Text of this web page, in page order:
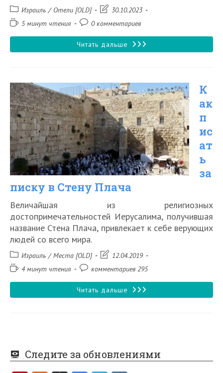
Рубрика
записи:
Израиль / Отели [OLD]
Запись30.10.2023
Время5 минут чтения
Комментарии
записи:
0 комментариев
Читать дальше Отдых
в
Эйлате,
Израиль
К
ак
п
ис
ат
ь
за
писку в Стену Плача
Величайшая из религиозных
достопримечательностей Иерусалима, получившая
название Стена Плача, привлекает к себе верующих
людей со всего мира.
Рубрика
записи:
Израиль / Места [OLD]
Запись12.04.2019
Время4 минут чтения
Комментарии
записи:
комментариев 295
Читать дальше Как
Стену
Следите за обновлениями